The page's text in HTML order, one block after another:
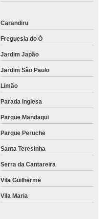
Carandiru
Freguesia do Ó
Jardim Japão
Jardim São Paulo
Limão
Parada Inglesa
Parque Mandaqui
Parque Peruche
Santa Teresinha
Serra da Cantareira
Vila Guilherme
Vila Maria